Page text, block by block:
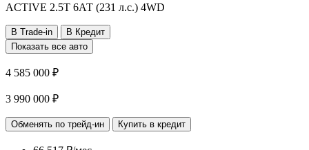
ACTIVE 2.5T 6АТ (231 л.с.) 4WD
В Trade-in
В Кредит
Показать все авто
4 585 000 ₽
3 990 000 ₽
Обменять по трейд-ин Купить в кредит